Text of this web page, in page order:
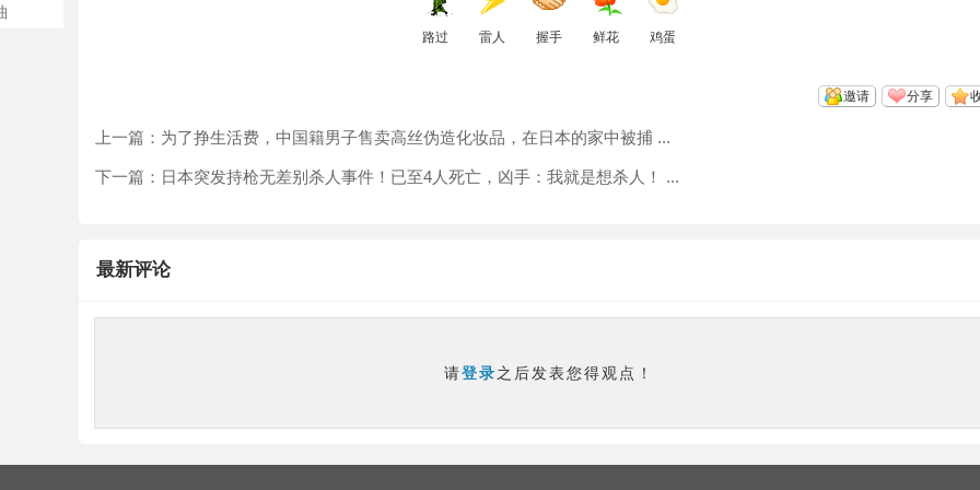
路过 雷人 握手 鲜花 鸡蛋
分享
邀请
上一篇： 为了挣生活费，中国籍男子售卖高丝伪造化妆品，在日本的家中被捕 ...
下一篇： 日本突发持枪无差别杀人事件！已至4人死亡，凶手：我就是想杀人！ ...
最新评论
请登录之后发表您得观点！